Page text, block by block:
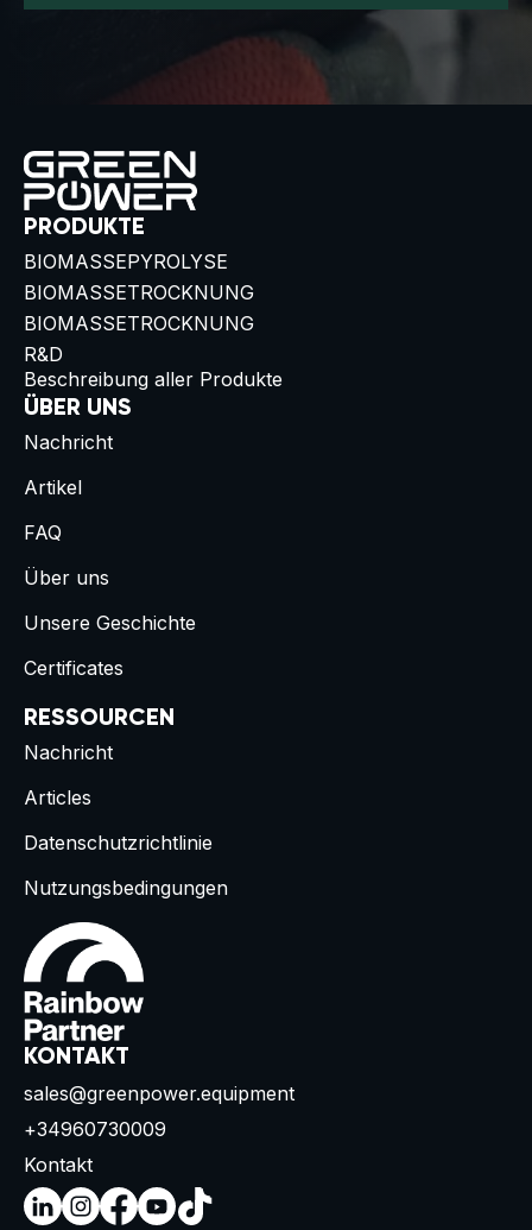
PRODUKTE
BIOMASSEPYROLYSE
BIOMASSETROCKNUNG
BIOMASSETROCKNUNG
R&D
Beschreibung aller Produkte
ÜBER UNS
Nachricht
Artikel
FAQ
Über uns
Unsere Geschichte
Certificates
RESSOURCEN
Nachricht
Articles
Datenschutzrichtlinie
Nutzungsbedingungen
KONTAKT
sales@greenpower.equipment
+34960730009
Kontakt